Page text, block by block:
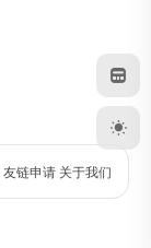
友链申请 关于我们